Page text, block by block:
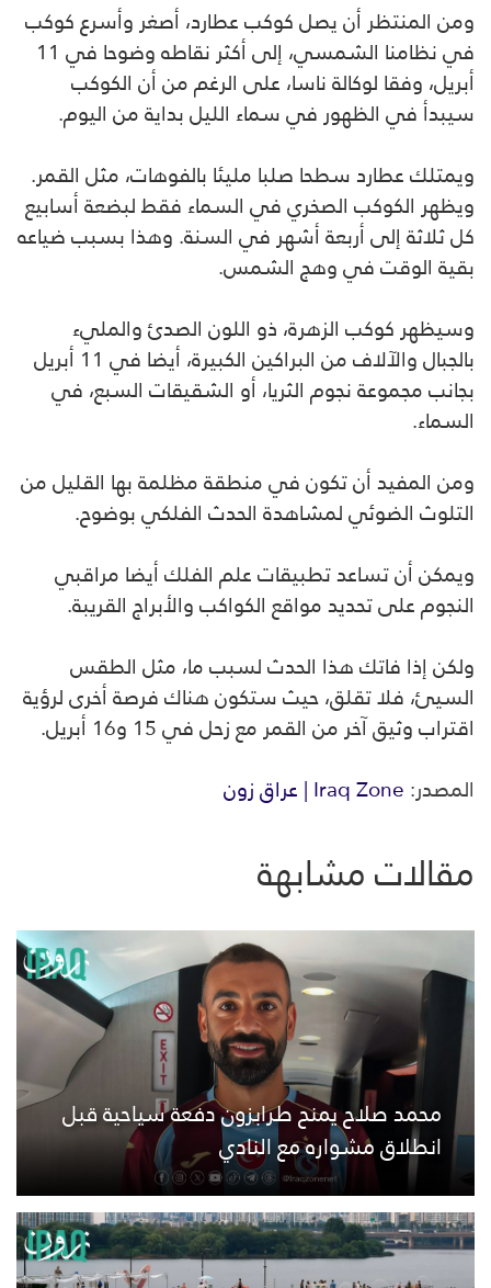
ومن المنتظر أن يصل كوكب عطارد، أصغر وأسرع كوكب
في نظامنا الشمسي، إلى أكثر نقاطه وضوحا في 11
أبريل، وفقا لوكالة ناسا، على الرغم من أن الكوكب
سيبدأ في الظهور في سماء الليل بداية من اليوم.
ويمتلك عطارد سطحا صلبا مليئا بالفوهات، مثل القمر.
ويظهر الكوكب الصخري في السماء فقط لبضعة أسابيع
كل ثلاثة إلى أربعة أشهر في السنة. وهذا بسبب ضياعه
بقية الوقت في وهج الشمس.
وسيظهر كوكب الزهرة، ذو اللون الصدئ والمليء
بالجبال والآلاف من البراكين الكبيرة، أيضا في 11 أبريل
بجانب مجموعة نجوم الثريا، أو الشقيقات السبع، في
السماء.
ومن المفيد أن تكون في منطقة مظلمة بها القليل من
التلوث الضوئي لمشاهدة الحدث الفلكي بوضوح.
ويمكن أن تساعد تطبيقات علم الفلك أيضا مراقبي
النجوم على تحديد مواقع الكواكب والأبراج القريبة.
ولكن إذا فاتك هذا الحدث لسبب ما، مثل الطقس
السيئ، فلا تقلق، حيث ستكون هناك فرصة أخرى لرؤية
اقتراب وثيق آخر من القمر مع زحل في 15 و16 أبريل.
المصدر:Iraq Zone | عراق زون
مقالات مشابهة
محمد صلاح يمنح طرابزون دفعة سياحية قبل
انطلاق مشواره مع النادي